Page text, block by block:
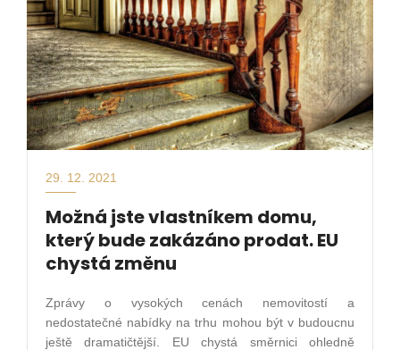
29. 12. 2021
Možná jste vlastníkem domu,
který bude zakázáno prodat. EU
chystá změnu
Zprávy o vysokých cenách nemovitostí a
nedostatečné nabídky na trhu mohou být v budoucnu
ještě dramatičtější. EU chystá směrnici ohledně